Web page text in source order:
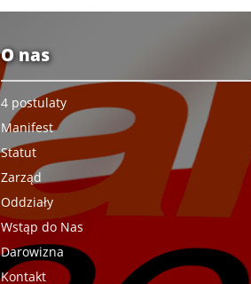
O nas
4 postulaty
Manifest
Statut
Zarząd
Oddziały
Wstąp do Nas
Darowizna
Kontakt